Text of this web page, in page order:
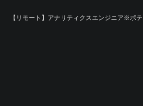
【リモート】アナリティクスエンジニア※ポテ